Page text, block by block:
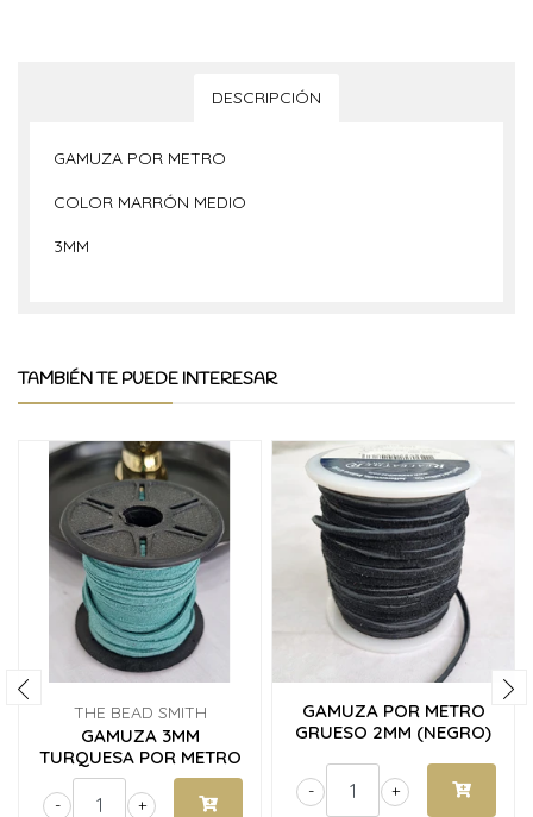
DESCRIPCIÓN
GAMUZA POR METRO
COLOR MARRÓN MEDIO
3MM
TAMBIÉN TE PUEDE INTERESAR
THE BEAD SMITH
GAMUZA 3MM
TURQUESA POR METRO
+
-
GAMUZA POR METRO
GRUESO 2MM (NEGRO)
+
-